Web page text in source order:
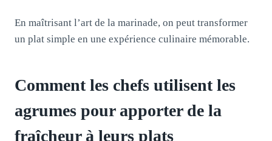
En maîtrisant l’art de la marinade, on peut transformer
un plat simple en une expérience culinaire mémorable.
Comment les chefs utilisent les
agrumes pour apporter de la
fraîcheur à leurs plats